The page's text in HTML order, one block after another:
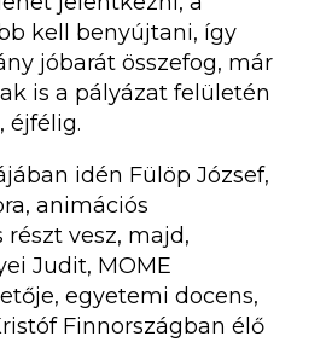
kell benyújtani, így
jóbarát összefog, már
is a pályázat felületén
éjfélig.
idén Fülöp József,
animációs
vesz, majd,
Judit, MOME
egyetemi docens,
Finnországban élő